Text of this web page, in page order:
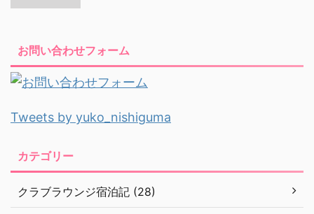
お問い合わせフォーム
Tweets by yuko_nishiguma
カテゴリー
クラブラウンジ宿泊記 (28)